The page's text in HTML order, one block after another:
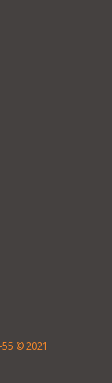
© 2021